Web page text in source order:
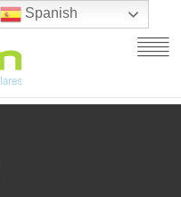
Spanish